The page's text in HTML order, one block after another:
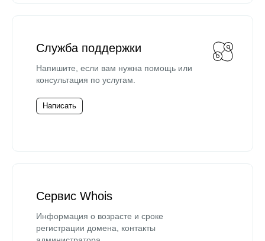
Служба поддержки
Напишите, если вам нужна помощь или
консультация по услугам.
Написать
Сервис Whois
Информация о возрасте и сроке
регистрации домена, контакты